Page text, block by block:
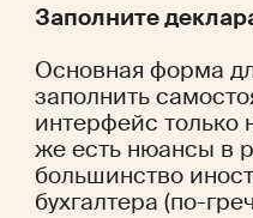
Заполните
Основная форма
заполнить
интерфейс только
же есть нюансы в
большинство
бухгалтера (по-